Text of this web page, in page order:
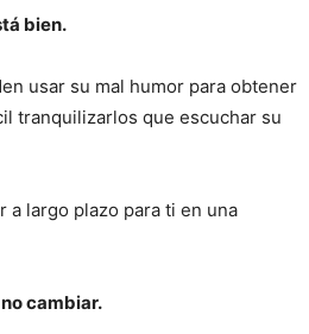
bien.
usar su mal humor para obtener
tranquilizarlos que escuchar su
a largo plazo para ti en una
cambiar.